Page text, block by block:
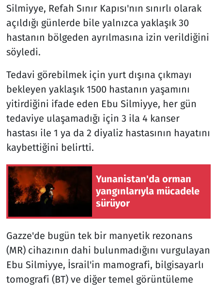
Silmiyye, Refah Sınır Kapısı'nın sınırlı olarak
açıldığı günlerde bile yalnızca yaklaşık 30
hastanın bölgeden ayrılmasına izin verildiğini
söyledi.
Tedavi görebilmek için yurt dışına çıkmayı
bekleyen yaklaşık 1500 hastanın yaşamını
yitirdiğini ifade eden Ebu Silmiyye, her gün
tedaviye ulaşamadığı için 3 ila 4 kanser
hastası ile 1 ya da 2 diyaliz hastasının hayatını
kaybettiğini belirtti.
Yunanistan'da orman
yangınlarıyla mücadele
sürüyor
Gazze'de bugün tek bir manyetik rezonans
(MR) cihazının dahi bulunmadığını vurgulayan
Ebu Silmiyye, İsrail'in mamografi, bilgisayarlı
tomografi (BT) ve diğer temel görüntüleme